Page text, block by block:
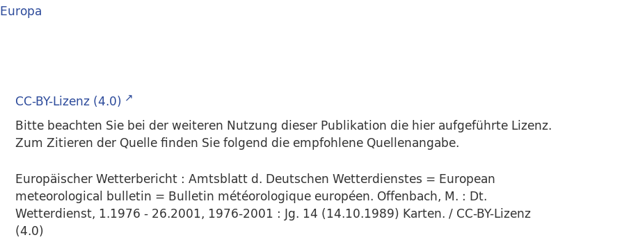
Europa
CC-BY-Lizenz (4.0)
Bitte beachten Sie bei der weiteren Nutzung dieser Publikation die hier aufgeführte Lizenz.
Zum Zitieren der Quelle finden Sie folgend die empfohlene Quellenangabe.
Europäischer Wetterbericht : Amtsblatt d. Deutschen Wetterdienstes = European
meteorological bulletin = Bulletin météorologique européen. Offenbach, M. : Dt.
Wetterdienst, 1.1976 - 26.2001, 1976-2001 : Jg. 14 (14.10.1989) Karten. / CC-BY-Lizenz
(4.0)